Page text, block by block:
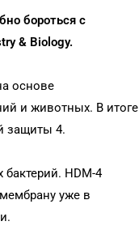
бороться с
& Biology.
основе
и животных. В итоге
защиты 4.
HDM-4
уже в